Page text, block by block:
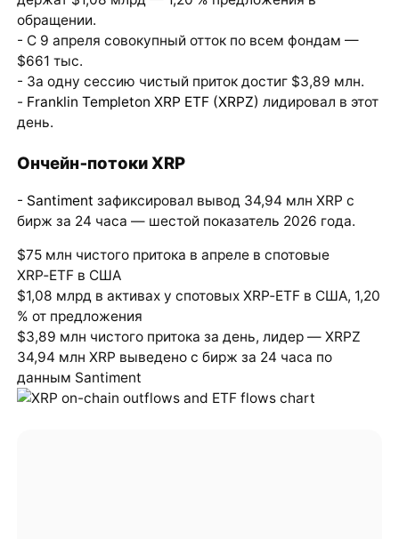
обращении.
- С 9 апреля совокупный отток по всем фондам —
$661 тыс.
- За одну сессию чистый приток достиг $3,89 млн.
- Franklin Templeton XRP ETF (XRPZ) лидировал в этот
день.
Ончейн‑потоки XRP
- Santiment зафиксировал вывод 34,94 млн XRP с
бирж за 24 часа — шестой показатель 2026 года.
$75 млн чистого притока в апреле в спотовые
XRP‑ETF в США
$1,08 млрд в активах у спотовых XRP‑ETF в США, 1,20
% от предложения
$3,89 млн чистого притока за день, лидер — XRPZ
34,94 млн XRP выведено с бирж за 24 часа по
данным Santiment